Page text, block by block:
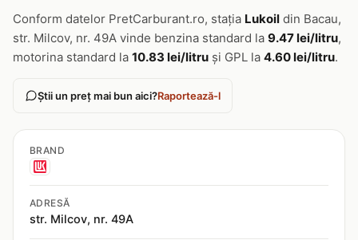
Conform datelor PretCarburant.ro, stația Lukoil din Bacau,
str. Milcov, nr. 49A vinde benzina standard la 9.47 lei/litru,
motorina standard la 10.83 lei/litru și GPL la 4.60 lei/litru.
Știi un preț mai bun aici?Raportează-l
BRAND
ADRESĂ
str. Milcov, nr. 49A